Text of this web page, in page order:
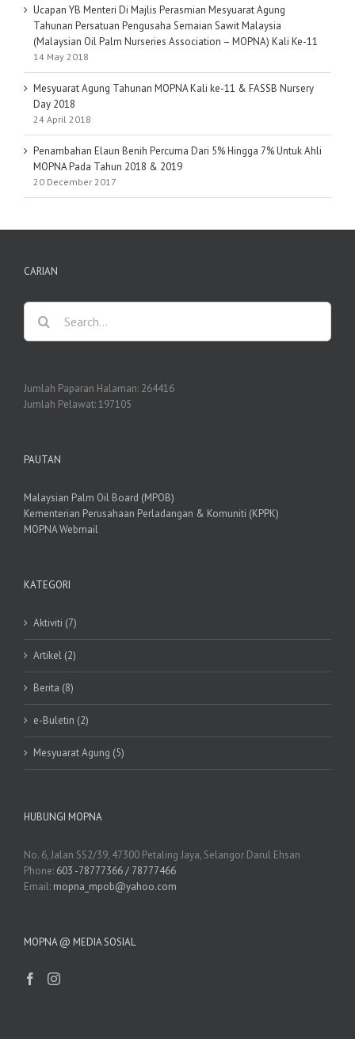
Ucapan YB Menteri Di Majlis Perasmian Mesyuarat Agung
Tahunan Persatuan Pengusaha Semaian Sawit Malaysia
(Malaysian Oil Palm Nurseries Association – MOPNA) Kali Ke-11
14 May 2018
Mesyuarat Agung Tahunan MOPNA Kali ke-11 & FASSB Nursery
Day 2018
24 April 2018
Penambahan Elaun Benih Percuma Dari 5% Hingga 7% Untuk Ahli
MOPNA Pada Tahun 2018 & 2019
20 December 2017
CARIAN
Search
Jumlah Paparan Halaman: 264416
Jumlah Pelawat:197105
PAUTAN
Malaysian Palm Oil Board (MPOB)
Kementerian Perusahaan Perladangan & Komuniti (KPPK)
MOPNA Webmail
KATEGORI
Aktiviti (7)
Artikel (2)
Berita (8)
e-Buletin (2)
Mesyuarat Agung (5)
HUBUNGI MOPNA
No. 6, Jalan SS2/39, 47300 Petaling Jaya, Selangor Darul Ehsan
Phone: 603 -78777366 / 78777466
Email: mopna_mpob@yahoo.com
MOPNA @ MEDIA SOSIAL